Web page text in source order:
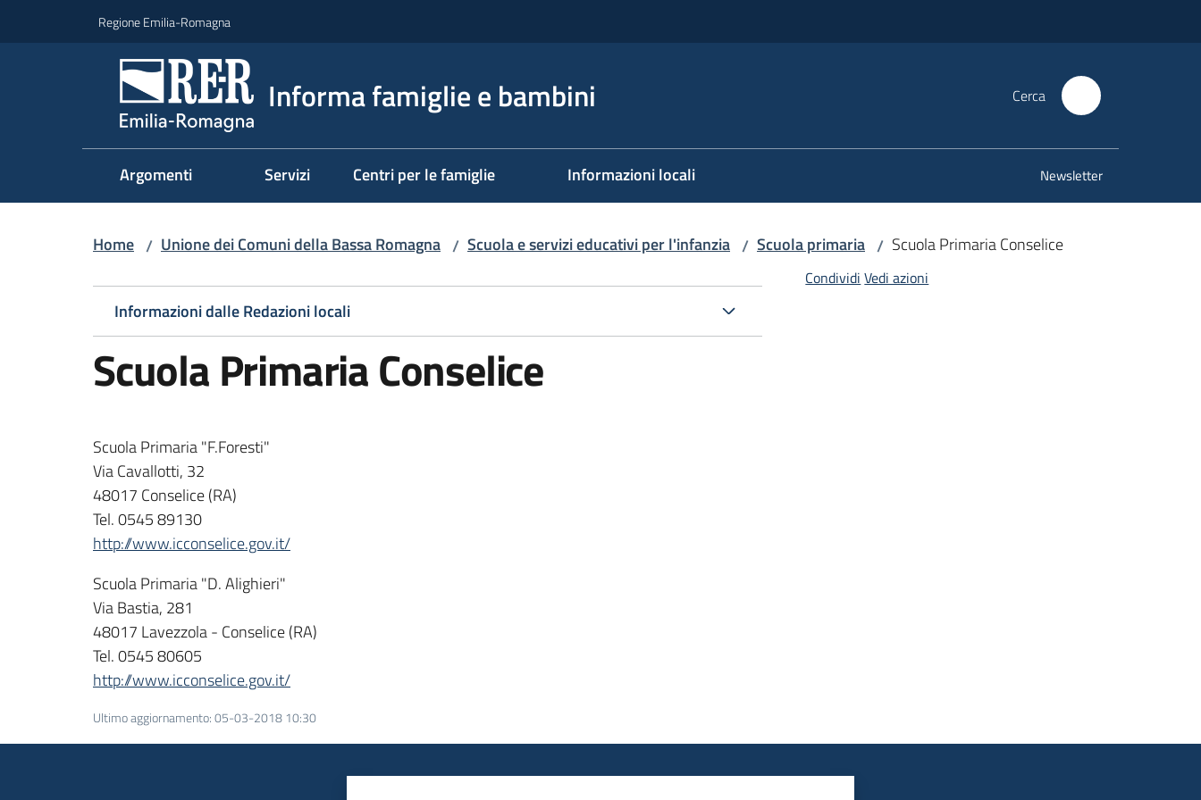
Regione Emilia-Romagna
Informa famiglie e bambini Cerca
Argomenti Servizi Centri per le famiglie Informazioni locali Newsletter
Home / Unione dei Comuni della Bassa Romagna / Scuola e servizi educativi per l'infanzia / Scuola primaria / Scuola Primaria Conselice
Informazioni dalle Redazioni locali
Scuola Primaria Conselice
Condividi Vedi azioni
Scuola Primaria "F.Foresti"
Via Cavallotti, 32
48017 Conselice (RA)
Tel. 0545 89130
http://www.icconselice.gov.it/
Scuola Primaria "D. Alighieri"
Via Bastia, 281
48017 Lavezzola - Conselice (RA)
Tel. 0545 80605
http://www.icconselice.gov.it/
Ultimo aggiornamento:05-03-2018 10:30